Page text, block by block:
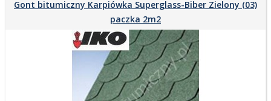
Gont bitumiczny Karpiówka Superglass-Biber Zielony (03)
paczka 2m2